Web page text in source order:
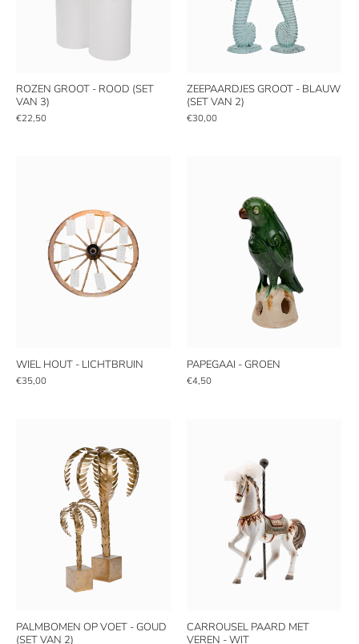
ROZEN GROOT - ROOD (SET
VAN 3)
€22,50
ZEEPAARDJES GROOT - BLAUW
(SET VAN 2)
€30,00
WIEL HOUT - LICHTBRUIN
€35,00
PAPEGAAI - GROEN
€4,50
PALMBOMEN OP VOET - GOUD
(SET VAN 2)
CARROUSEL PAARD MET
VEREN - WIT